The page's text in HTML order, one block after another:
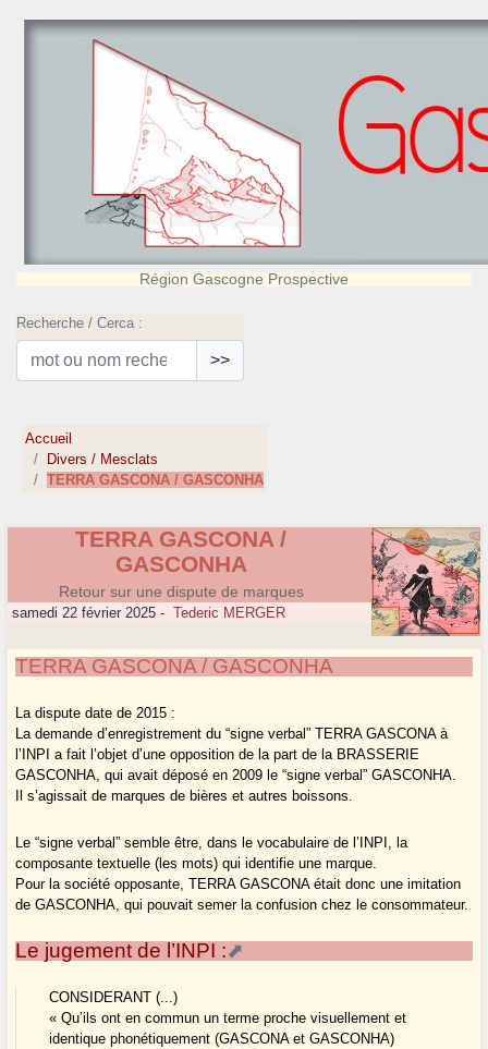
Région Gascogne Prospective
Recherche / Cerca :
>>
Accueil
Divers / Mesclats
TERRA GASCONA / GASCONHA
TERRA GASCONA /
GASCONHA
Retour sur une dispute de marques
samedi 22 février 2025 - Tederic MERGER
TERRA GASCONA / GASCONHA
La dispute date de 2015 :
La demande d’enregistrement du “signe verbal” TERRA GASCONA à
l’INPI a fait l’objet d’une opposition de la part de la BRASSERIE
GASCONHA, qui avait déposé en 2009 le “signe verbal” GASCONHA.
Il s’agissait de marques de bières et autres boissons.
Le “signe verbal” semble être, dans le vocabulaire de l’INPI, la
composante textuelle (les mots) qui identifie une marque.
Pour la société opposante, TERRA GASCONA était donc une imitation
de GASCONHA, qui pouvait semer la confusion chez le consommateur.
Le jugement de l’INPI :
CONSIDERANT (...)
« Qu’ils ont en commun un terme proche visuellement et
identique phonétiquement (GASCONA et GASCONHA)